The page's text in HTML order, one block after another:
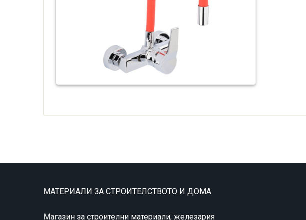
МАТЕРИАЛИ ЗА СТРОИТЕЛСТВОТО И ДОМА
Магазин за строителни материали, железария